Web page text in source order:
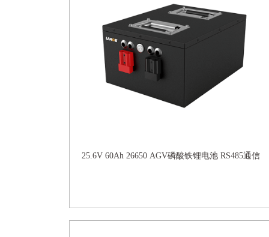
25.6V 60Ah 26650 AGV磷酸铁锂电池 RS485通信